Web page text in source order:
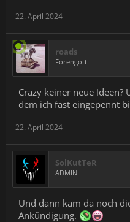
22. April 2024
roads
Forengott
Crazy keiner neue Ideen?
dem ich fast eingepennt
22. April 2024
SolKutTeR
ADMIN
Und dann kam da noch
Ankündigung.